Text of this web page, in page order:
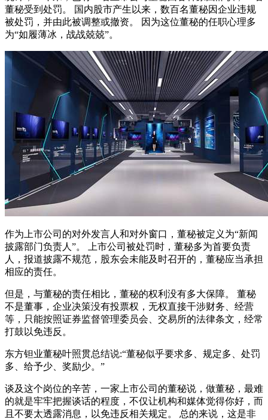
董秘受到处罚。 国内股市产生以来，数百名董秘因企业违规
被处罚，并由此被调整或撤资。 因为这位董秘的任职心理多
为“如履薄冰，战战兢兢”。
作为上市公司的对外发言人和对外窗口，董秘被定义为“新闻
披露部门负责人”。 上市公司被处罚时，董秘多为首要负责
人，报道披露不规范，股东会未能及时召开的，董秘应当承担
相应的责任。
但是，与董秘的责任相比，董秘的权利没有多大保障。 董秘
不是董事，企业决策没有投票权，无权直接干涉财务、经营
等，只能按照证券监督管理委员会、交易所的法律条文，经常
打鼓以免违反。
东方钽业董秘叶照贯总结说:“董秘似乎要求多、规定多、处罚
多、给予少、奖励少。”
谈及这个岗位的辛苦，一家上市公司的董秘说，做董秘，最难
的就是牢牢把握谈话的程度，不仅让机构和媒体觉得你好，而
且不要太透露消息，以免违反相关规定。 总的来说，这是非